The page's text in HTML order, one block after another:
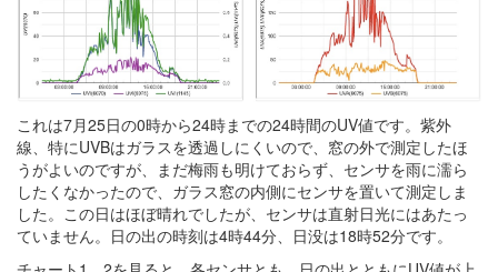
これは7月25日の0時から24時までの24時間のUV値です。紫外
線、特にUVBはガラスを透過しにくいので、窓の外で測定したほ
うがよいのですが、まだ梅雨も明けておらず、センサを雨に濡ら
したくなかったので、ガラス窓の内側にセンサを置いて測定しま
した。この日はほぼ晴れでしたが、センサは直射日光にはあたっ
ていません。日の出の時刻は4時44分、日没は18時52分です。